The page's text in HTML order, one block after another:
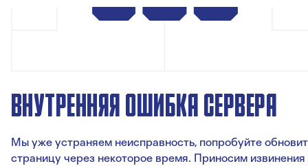
ВНУТРЕННЯЯ ОШИБКА СЕРВЕРА
Мы уже устраняем неисправность, попробуйте
страницу через некоторое время. Приносим извинения